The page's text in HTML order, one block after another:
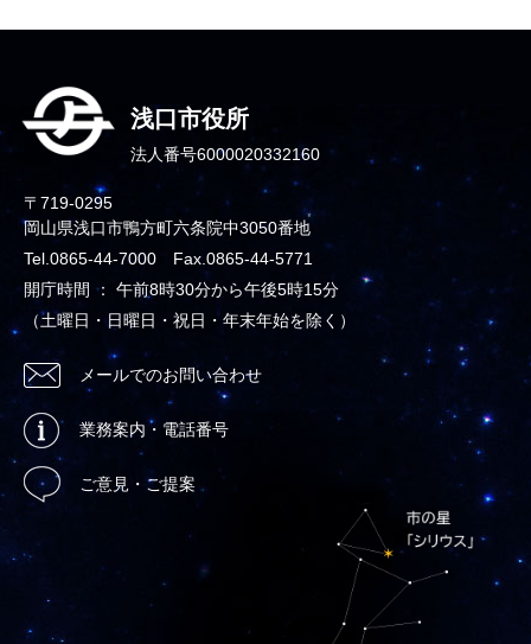
浅口市役所
法人番号6000020332160
〒719-0295
岡山県浅口市鴨方町六条院中3050番地
Tel.0865-44-7000 Fax.0865-44-5771
開庁時間 ： 午前8時30分から午後5時15分
（土曜日・日曜日・祝日・年末年始を除く）
メールでのお問い合わせ
業務案内・電話番号
ご意見・ご提案